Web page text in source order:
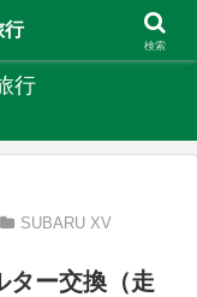
しんでます
行
SUBARU XV
ター交換（走
行
検索